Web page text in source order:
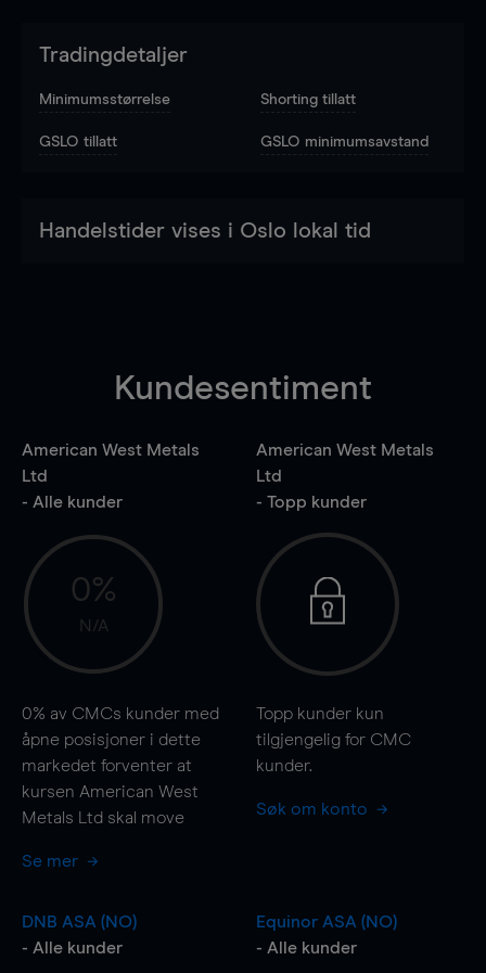
Tradingdetaljer
Minimumsstørrelse Shorting tillatt
GSLO tillatt GSLO minimumsavstand
Handelstider vises i Oslo lokal tid
Kundesentiment
American West Metals
Ltd
- Alle kunder
0%
N/A
0% av CMCs kunder med
åpne posisjoner i dette
markedet forventer at
kursen American West
Metals Ltd skal move
Se mer
American West Metals
Ltd
- Topp kunder
Topp kunder kun
tilgjengelig for CMC
kunder.
Søk om konto
DNB ASA (NO)
- Alle kunder
Equinor ASA (NO)
- Alle kunder